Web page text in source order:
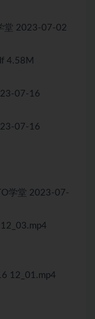
堂 2023-07-02
4.58M
07-16
07-16
学堂 2023-07-
12_01.mp4